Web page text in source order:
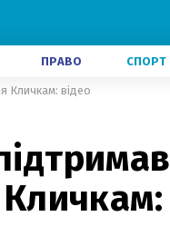
ПРАВО СПОРТ
Кличкам: відео
Кличкам: